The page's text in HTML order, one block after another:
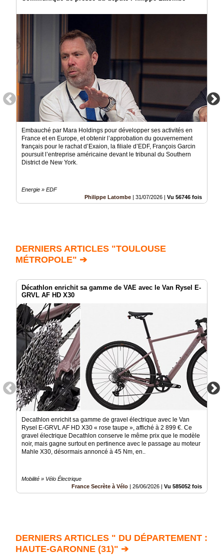
Embauché par Mara Holdings pour développer ses activités en
France et en Europe, et obtenir l’approbation du gouvernement
français pour le rachat d’Exaion, la filiale d’EDF, François Garcin
poursuit l’entreprise américaine devant le tribunal du Southern
District de New York.
Energie » EDF
Philippe Latombe | 31/07/2026 | Vu 56746 fois
DERNIERS ARTICLES "TOULOUSE
MÉTROPOLE" ➔
Décathlon enrichit sa gamme de VAE avec le Van Rysel E-
GRVL AF HD X30
Decathlon enrichit sa gamme de gravel électrique avec le Van
Rysel E-GRVL AF HD X30 « rose taupe », affiché à 2 899 €. Ce
gravel électrique Decathlon conserve le même prix que le modèle
noir, mais gagne surtout en pertinence avec le passage au moteur
Mahle X30, désormais annoncé à 45 Nm, en..
Mobilité » Vélo Électrique
France Secrète à Vélo
26/06/2026 Vu 585052 fois
DERNIERS ARTICLES " DU DÉPARTEMENT :
HAUTE-GARONNE (31)" ➔